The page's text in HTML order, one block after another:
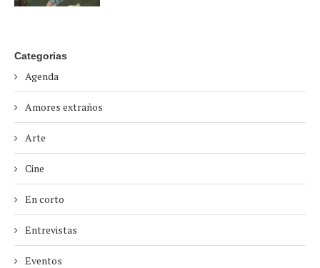
Categorias
Agenda
Amores extraños
Arte
Cine
En corto
Entrevistas
Eventos